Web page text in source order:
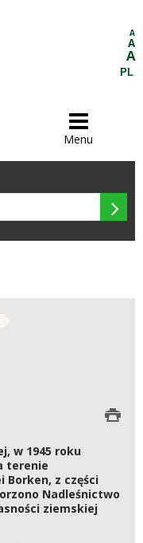
A
A
A
PL

Menu

w 1945 roku
terenie
z części
Nadleśnictwo
ziemskiej